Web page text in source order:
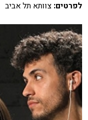
לפרטים: צוותא תל אביב